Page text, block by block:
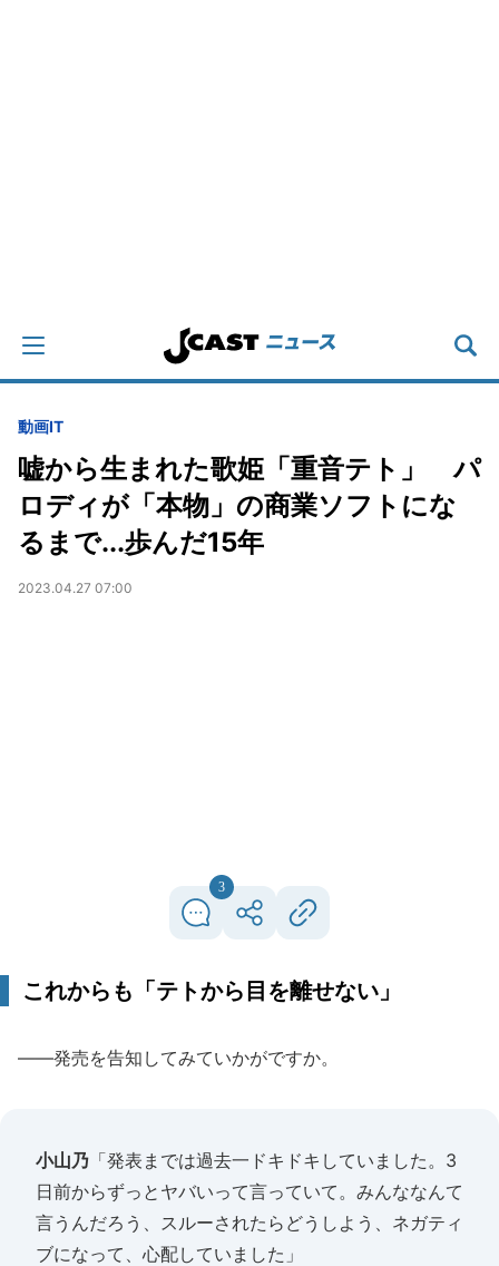
動画IT
嘘から生まれた歌姫「重音テト」 パ
ロディが「本物」の商業ソフトにな
るまで...歩んだ15年
2023.04.27 07:00
3
これからも「テトから目を離せない」
――発売を告知してみていかがですか。
小山乃 「発表までは過去一ドキドキしていました。3
日前からずっとヤバいって言っていて。みんななんて
言うんだろう、スルーされたらどうしよう、ネガティ
ブになって、心配していました」